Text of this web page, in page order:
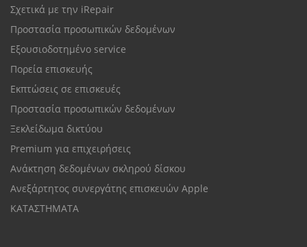
Σχετικά με την iRepair
Προστασία προσωπικών δεδομένων
Εξουσιοδοτημένο service
Πορεία επισκευής
Εκπτώσεις σε επισκευές
Προστασία προσωπικών δεδομένων
Ξεκλείδωμα δικτύου
Premium για επιχειρήσεις
Ανάκτηση δεδομένων σκληρού δίσκου
Ανεξάρτητος συνεργάτης επισκευών Apple
ΚΑΤΑΣΤΗΜΑΤΑ